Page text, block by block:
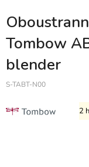
Tombow
blender
S-TABT-N00
2